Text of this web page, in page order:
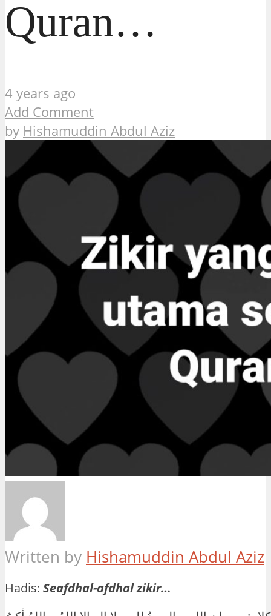
Quran…
4 years ago
Add Comment
by Hishamuddin Abdul Aziz
Written by Hishamuddin Abdul Aziz
Hadis: Seafdhal-afdhal zikir…